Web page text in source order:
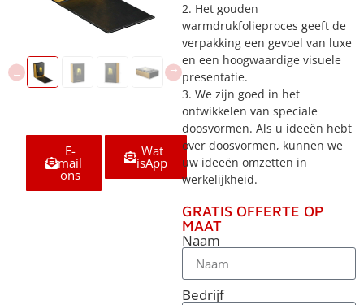
E-
mail
ons
Wat
isApp
2. Het gouden
warmdrukfolieproces geeft de
verpakking een gevoel van luxe
en een hoogwaardige visuele
presentatie.
3. We zijn goed in het
ontwikkelen van speciale
doosvormen. Als u ideeën hebt
over doosvormen, kunnen we
uw ideeën omzetten in
werkelijkheid.
GRATIS OFFERTE OP
MAAT
Naam
Bedrijf